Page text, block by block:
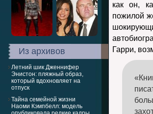
Из архивов
Летний шик Дженнифер
Энистон: пляжный образ,
который вдохновляет на
отпуск
Тайна семейной жизни
Наоми Кэмпбелл: модель
как он,
пожилой
Гарри,